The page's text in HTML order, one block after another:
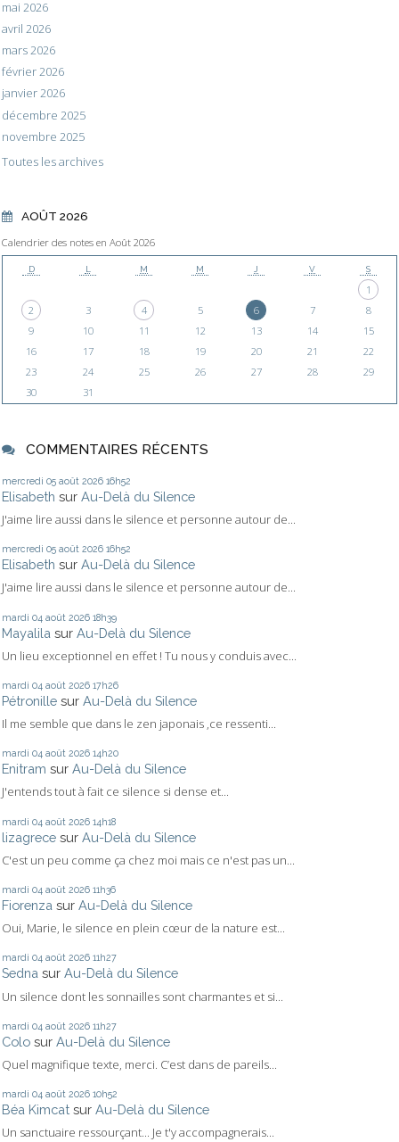
mai 2026
avril 2026
mars 2026
février 2026
janvier 2026
décembre 2025
novembre 2025
Toutes les archives
AOÛT 2026
Calendrier des notes en Août 2026
D L M M J V S
1
2
3 4 5 6 7
8
9
10 11 12 13 14
15
16
17 18 19 20 21
22
23
24 25 26 27 28
29
30
31
COMMENTAIRES RÉCENTS
mercredi 05 août 2026 16h52
Elisabeth sur Au-Delà du Silence
J'aime lire aussi dans le silence et personne autour de...
mercredi 05 août 2026 16h52
Elisabeth sur Au-Delà du Silence
J'aime lire aussi dans le silence et personne autour de...
mardi 04 août 2026 18h39
Mayalila sur Au-Delà du Silence
Un lieu exceptionnel en effet ! Tu nous y conduis avec...
mardi 04 août 2026 17h26
Pétronille sur Au-Delà du Silence
Il me semble que dans le zen japonais ,ce ressenti...
mardi 04 août 2026 14h20
Enitram sur Au-Delà du Silence
J'entends tout à fait ce silence si dense et...
mardi 04 août 2026 14h18
lizagrece sur Au-Delà du Silence
C'est un peu comme ça chez moi mais ce n'est pas un...
mardi 04 août 2026 11h36
Fiorenza sur Au-Delà du Silence
Oui, Marie, le silence en plein cœur de la nature est...
mardi 04 août 2026 11h27
Sedna sur Au-Delà du Silence
Un silence dont les sonnailles sont charmantes et si...
mardi 04 août 2026 11h27
Colo sur Au-Delà du Silence
Quel magnifique texte, merci. C’est dans de pareils...
mardi 04 août 2026 10h52
Béa Kimcat sur Au-Delà du Silence
Un sanctuaire ressourçant... Je t'y accompagnerais...